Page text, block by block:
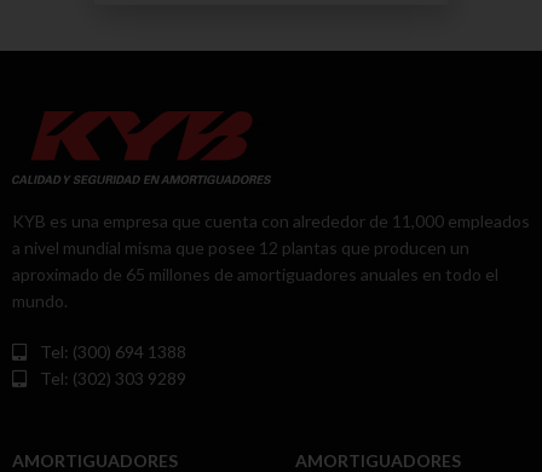
KYB es una empresa que cuenta con alrededor de 11,000 empleados
a nivel mundial misma que posee 12 plantas que producen un
aproximado de 65 millones de amortiguadores anuales en todo el
mundo.
Tel: (300) 694 1388
Tel: (302) 303 9289
AMORTIGUADORES
AMORTIGUADORES